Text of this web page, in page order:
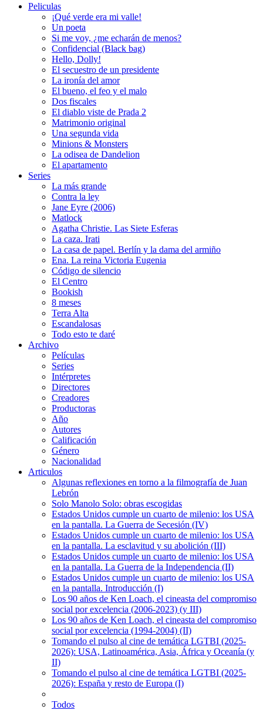
Peliculas
¡Qué verde era mi valle!
Un poeta
Si me voy, ¿me echarán de menos?
Confidencial (Black bag)
Hello, Dolly!
El secuestro de un presidente
La ironía del amor
El bueno, el feo y el malo
Dos fiscales
El diablo viste de Prada 2
Matrimonio original
Una segunda vida
Minions & Monsters
La odisea de Dandelion
El apartamento
Series
La más grande
Contra la ley
Jane Eyre (2006)
Matlock
Agatha Christie. Las Siete Esferas
La caza. Irati
La casa de papel. Berlín y la dama del armiño
Ena. La reina Victoria Eugenia
Código de silencio
El Centro
Bookish
8 meses
Terra Alta
Escandalosas
Todo esto te daré
Archivo
Películas
Series
Intérpretes
Directores
Creadores
Productoras
Año
Autores
Calificación
Género
Nacionalidad
Articulos
Algunas reflexiones en torno a la filmografía de Juan
Lebrón
Solo Manolo Solo: obras escogidas
Estados Unidos cumple un cuarto de milenio: los USA
en la pantalla. La Guerra de Secesión (IV)
Estados Unidos cumple un cuarto de milenio: los USA
en la pantalla. La esclavitud y su abolición (III)
Estados Unidos cumple un cuarto de milenio: los USA
en la pantalla. La Guerra de la Independencia (II)
Estados Unidos cumple un cuarto de milenio: los USA
en la pantalla. Introducción (I)
Los 90 años de Ken Loach, el cineasta del compromiso
social por excelencia (2006-2023) (y III)
Los 90 años de Ken Loach, el cineasta del compromiso
social por excelencia (1994-2004) (II)
Tomando el pulso al cine de temática LGTBI (2025-
2026): USA, Latinoamérica, Asia, África y Oceanía (y
II)
Tomando el pulso al cine de temática LGTBI (2025-
2026): España y resto de Europa (I)
Todos